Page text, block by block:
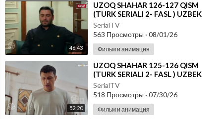
46:43
⁣UZOQ SHAHAR 126-127 QISM
(TURK SERIALI 2- FASL ) UZBEK
TILIDA
SerialTV
563 Просмотры · 08/01/26
Фильм и анимация
52:20
⁣UZOQ SHAHAR 125-126 QISM
(TURK SERIALI 2- FASL ) UZBEK
TILIDA
SerialTV
518 Просмотры · 07/30/26
Фильм и анимация